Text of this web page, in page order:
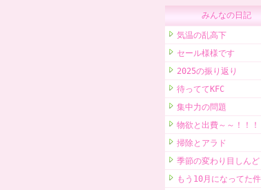
みんなの日記
気温の乱高下
セール様様です
2025の振り返り
待っててKFC
集中力の問題
物欲と出費～～！！！
掃除とアラド
季節の変わり目しんど
もう10月になってた件